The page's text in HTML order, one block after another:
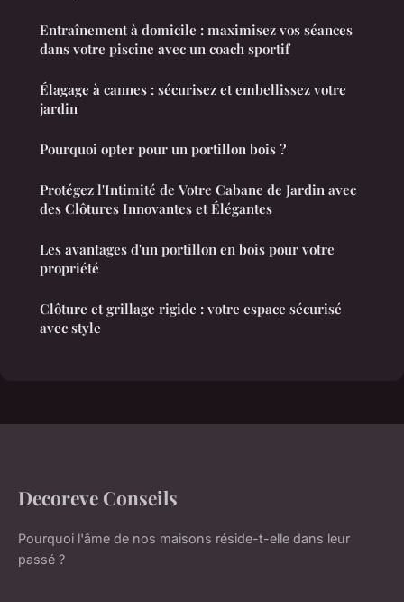
Entraînement à domicile : maximisez vos séances
dans votre piscine avec un coach sportif
Élagage à cannes : sécurisez et embellissez votre
jardin
Pourquoi opter pour un portillon bois ?
Protégez l'Intimité de Votre Cabane de Jardin avec
des Clôtures Innovantes et Élégantes
Les avantages d'un portillon en bois pour votre
propriété
Clôture et grillage rigide : votre espace sécurisé
avec style
Decoreve Conseils
Pourquoi l'âme de nos maisons réside-t-elle dans leur
passé ?